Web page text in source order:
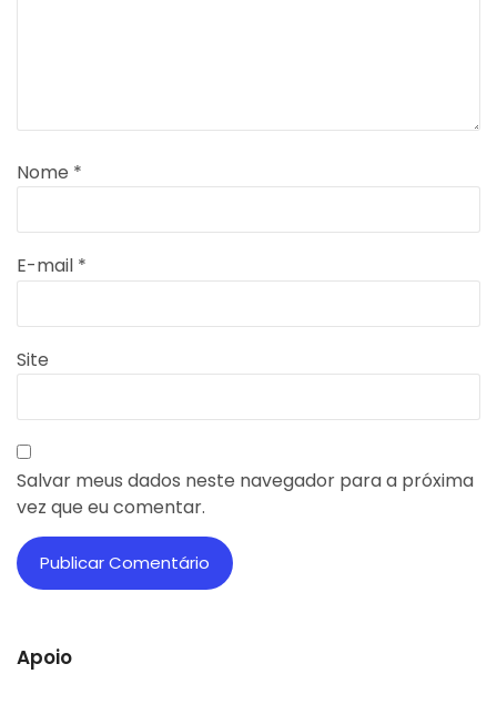
Nome *
E-mail *
Site
Salvar meus dados neste navegador para a próxima
vez que eu comentar.
Apoio